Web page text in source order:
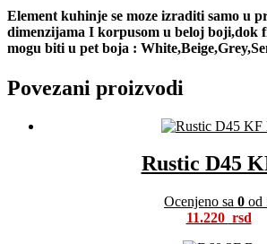
Element kuhinje se moze izraditi samo u
dimenzijama I korpusom u beloj boji,dok
mogu biti u pet boja :
Povezani proizvodi
Rustic D45
Ocenjeno sa 0 od
11.220